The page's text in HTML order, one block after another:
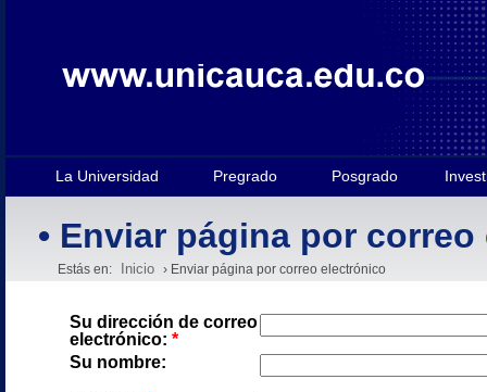
La Universidad Pregrado Posgrado
• Enviar página por
Estás en: Inicio › Enviar página por correo electrónico
Su dirección de correo
electrónico: *
Su nombre: